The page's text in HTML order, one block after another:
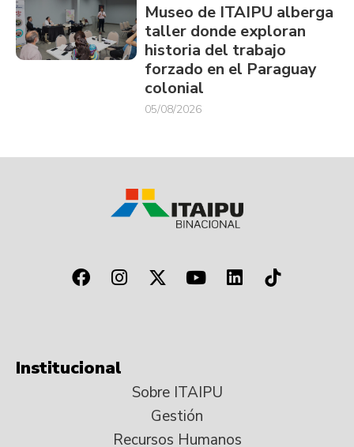
Museo de ITAIPU alberga
taller donde exploran
historia del trabajo
forzado en el Paraguay
colonial
05/08/2026
Institucional
Sobre ITAIPU
Gestión
Recursos Humanos